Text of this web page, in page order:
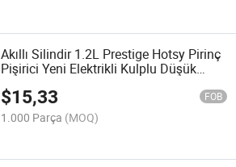
Akıllı Silindir 1.2L Prestige Hotsy Pirinç
Pişirici Yeni Elektrikli Kulplu Düşük
$15,33 FOB
1.000 Parça (MOQ)